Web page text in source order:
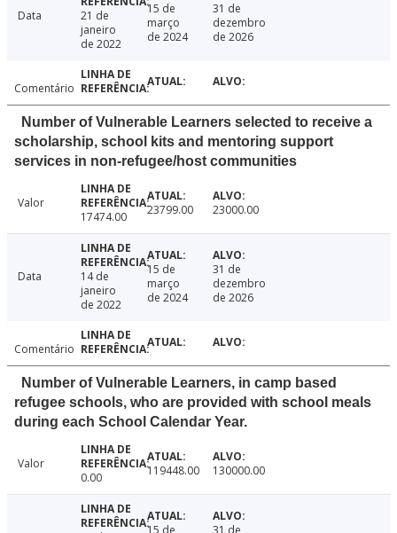
Data
21 de
janeiro
de 2022
15 de
março
de 2024
31 de
dezembro
de 2026
Comentário
Number of Vulnerable Learners selected to receive a
scholarship, school kits and mentoring support
services in non-refugee/host communities
Valor
17474.00
23799.00 23000.00
Data
14 de
janeiro
de 2022
15 de
março
de 2024
31 de
dezembro
de 2026
Comentário
Number of Vulnerable Learners, in camp based
refugee schools, who are provided with school meals
during each School Calendar Year.
Valor
0.00
119448.00 130000.00